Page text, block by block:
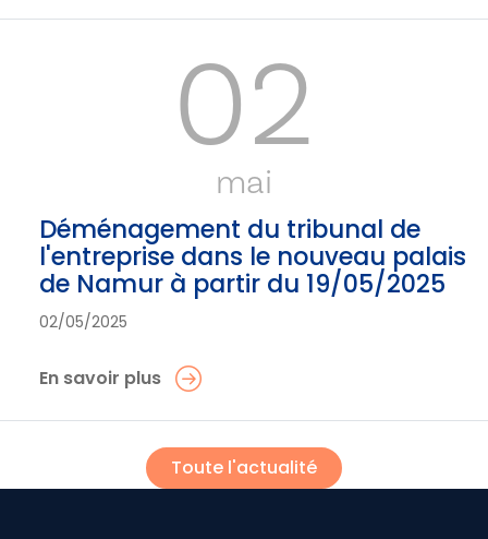
02
mai
Déménagement du tribunal de
l'entreprise dans le nouveau palais
de Namur à partir du 19/05/2025
02/05/2025
En savoir plus
Toute l'actualité